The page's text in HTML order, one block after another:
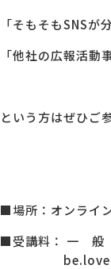
「そもそもSNSが
「他社の広報活動
という方はぜひご
■場所：オンライ
■受講料： 一